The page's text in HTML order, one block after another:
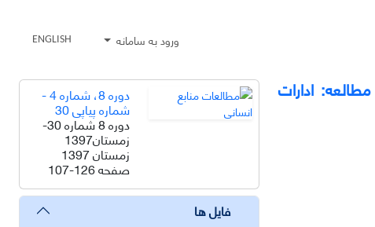
ورود به سامانه ENGLISH
ادارات دوره 8، شماره 4 -
شماره پیاپی 30
دوره 8 شماره 30-
زمستان1397
زمستان 1397
صفحه107-126
فایل ها